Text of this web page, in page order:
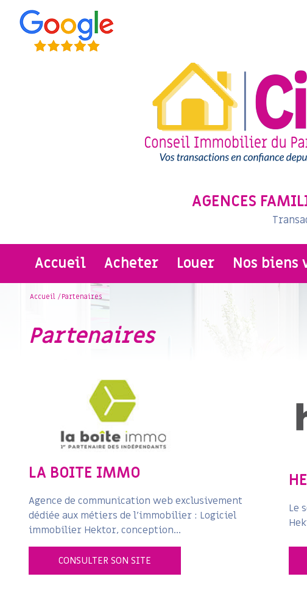
AGENCES
accueil acheter louer nos biens
Accueil Partenaires
partenaires
LA BOITE IMMO
Agence de communication web exclusivement
dédiée aux métiers de l'immobilier : Logiciel
immobilier Hektor, conception...
CONSULTER SON SITE
Le